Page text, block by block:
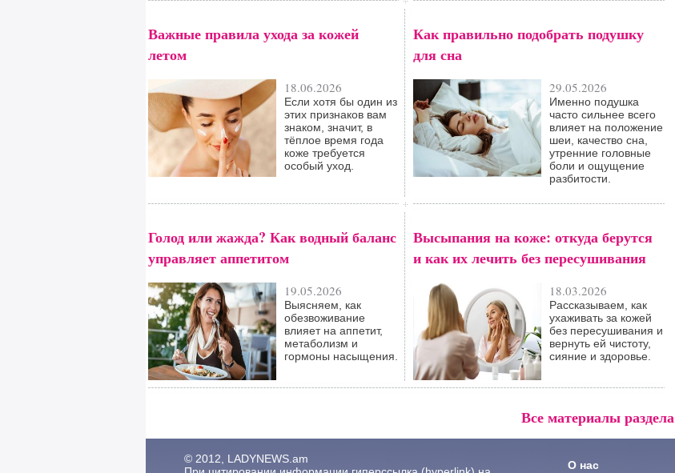
Важные правила ухода за кожей
летом
18.06.2026
Если хотя бы один из
этих признаков вам
знаком, значит, в
тёплое время года
коже требуется
особый уход.
Как правильно подобрать подушку
для сна
29.05.2026
Именно подушка
часто сильнее всего
влияет на положение
шеи, качество сна,
утренние головные
боли и ощущение
разбитости.
Голод или жажда? Как водный баланс
управляет аппетитом
19.05.2026
Выясняем, как
обезвоживание
влияет на аппетит,
метаболизм и
гормоны насыщения.
Высыпания на коже: откуда берутся
и как их лечить без пересушивания
18.03.2026
Рассказываем, как
ухаживать за кожей
без пересушивания и
вернуть ей чистоту,
сияние и здоровье.
Все материалы раздела
© 2012, LADYNEWS.am
О нас